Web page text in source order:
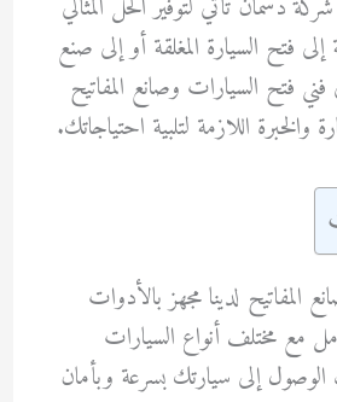
دسمان تأتي لتوفير الحل المثالي
فتح السيارة المغلقة أو إلى صنع
فتح السيارات وصانع المفاتيح
والخبرة اللازمة لتلبية احتياجاتك.
المفاتيح لدينا مجهز بالأدوات
مع مختلف أنواع السيارات
الوصول إلى سيارتك بسرعة وبأمان